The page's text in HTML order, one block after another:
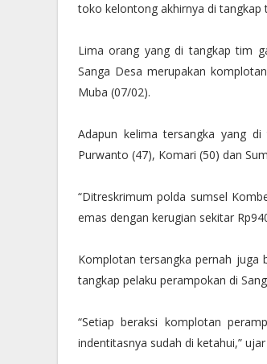
toko kelontong akhirnya di tangkap
Lima orang yang di tangkap tim
Sanga Desa merupakan
Muba (07/02).
Adapun kelima tersangka yang
Purwanto (47), Komari (50) dan
“Ditreskrimum polda sumsel
emas dengan kerugian sekitar
Komplotan tersangka pernah juga
tangkap pelaku perampokan di
“Setiap beraksi komplotan
indentitasnya sudah di ketahui,”